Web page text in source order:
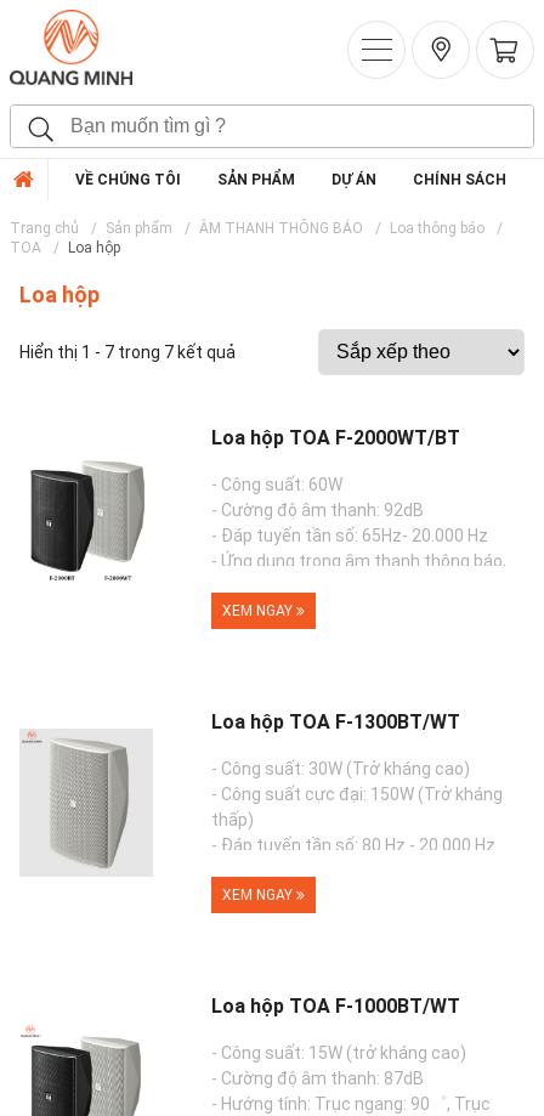
VỀ CHÚNG TÔI SẢN PHẨM DỰ ÁN CHÍNH SÁCH
Trang chủ Sản phẩm ÂM THANH THÔNG BÁO
Loa thông báo
TOA
Loa hộp
Loa hộp
Hiển thị 1 - 7 trong 7 kết quả
Loa hộp TOA F-2000WT/BT
- Công suất: 60W
- Cường độ âm thanh: 92dB
- Đáp tuyến tần số: 65Hz- 20.000 Hz
- Ứng dụng trong âm thanh thông báo,
- Dễ dàng thay đổi từ trở ...
XEM NGAY
Loa hộp TOA F-1300BT/WT
- Công suất: 30W (Trở kháng cao)
- Công suất cực đại: 150W (Trở kháng
thấp)
- Đáp tuyến tần số: 80 Hz - 20.000 Hz
- 2 phiên b�...
XEM NGAY
Loa hộp TOA F-1000BT/WT
- Công suất: 15W (trở kháng cao)
- Cường độ âm thanh: 87dB
- Hướng tính: Trục ngang: 90゜, Trục